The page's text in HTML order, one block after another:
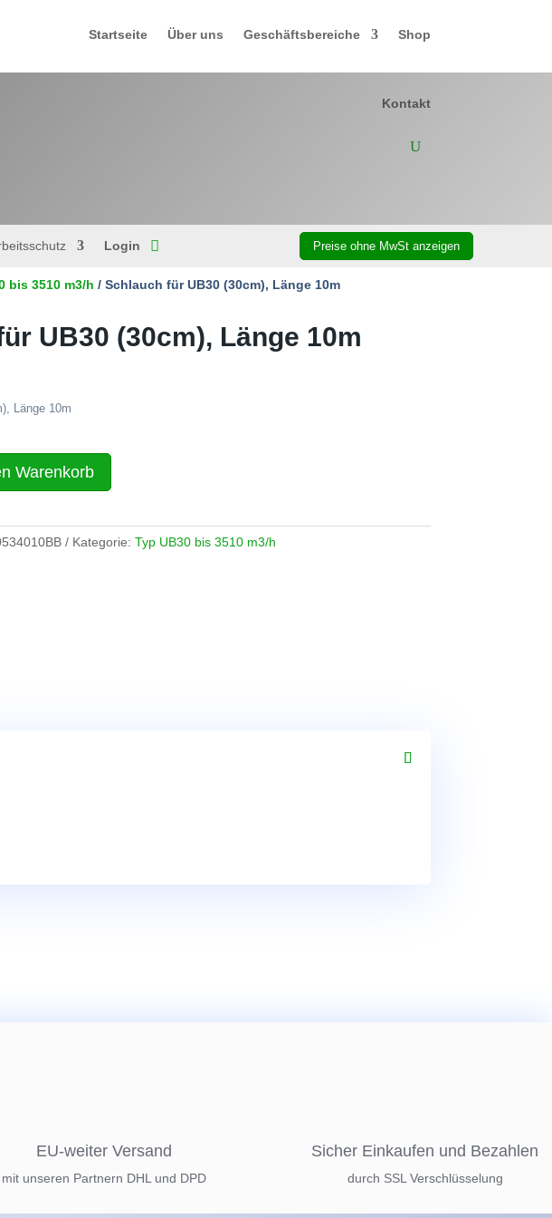
Startseite Über uns Geschäftsbereiche Shop
Kontakt
Login
bis 3510 m3/h / Schlauch für UB30 (30cm), Länge 10m
UB30 (30cm), Länge 10m
Länge 10m
Warenkorb
Kategorie:Typ UB30 bis 3510 m3/h
EU-weiter Versand
mit unseren Partnern DHL und DPD
Sicher Einkaufen und Bezahlen
durch SSL Verschlüsselung